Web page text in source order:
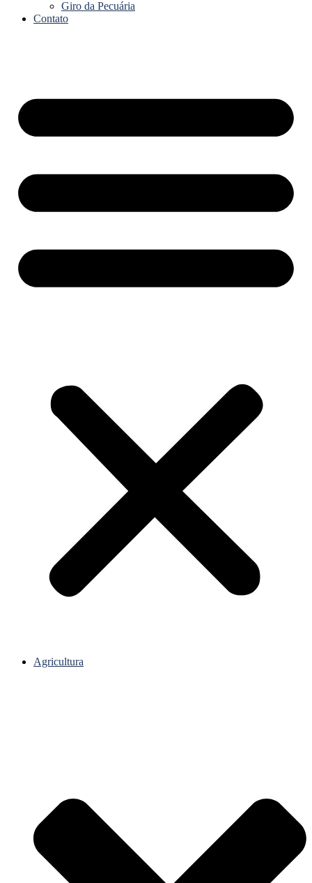
Giro da Pecuária
Contato
Agricultura